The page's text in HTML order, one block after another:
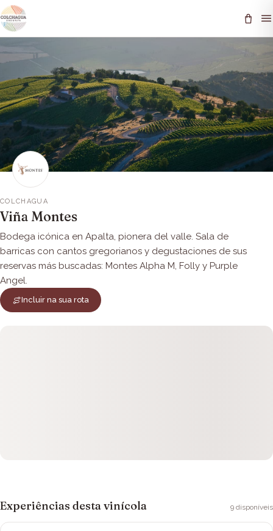
COLCHAGUA
Viña Montes
Bodega icónica en Apalta, pionera del valle. Sala de
barricas con cantos gregorianos y degustaciones de sus
reservas más buscadas: Montes Alpha M, Folly y Purple
Angel.
Incluir na sua rota
Experiências desta vinícola 9 disponíveis